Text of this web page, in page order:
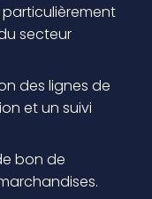
secteur
des lignes de
et un suivi
bon de